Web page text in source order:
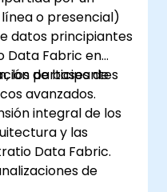
o presencial)
datos principiantes
Data Fabric en
de bases de
avanzados.
los participantes
integral de los
y las
Data Fabric.
de